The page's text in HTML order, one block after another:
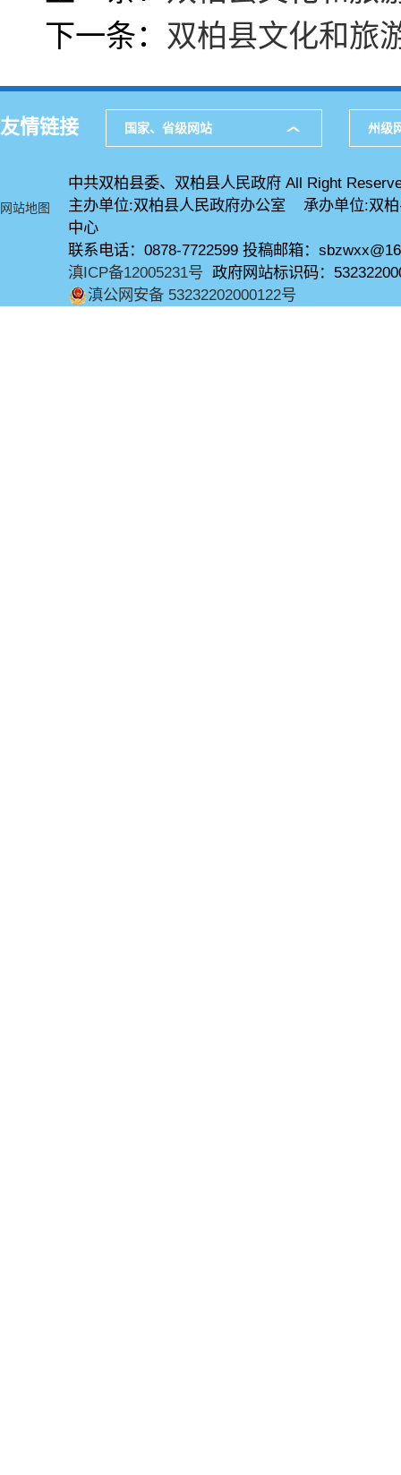
下一条： 双柏县文化和旅
友情链接 国家、省级网站 州级
网站地图
中共双柏县委、双柏县人民政府 All Right
主办单位:双柏县人民政府办公室 承办单位:双
中心
联系电话：0878-7722599 投稿邮箱：
滇ICP备12005231号 政府网站标识码：
滇公网安备 53232202000122号